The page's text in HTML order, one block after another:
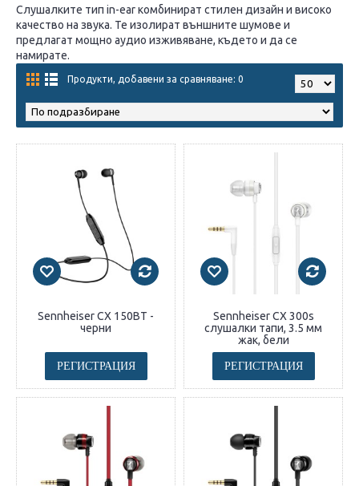
Слушалките тип in-ear комбинират стилен дизайн и високо
качество на звука. Те изолират външните шумове и
предлагат мощно аудио изживяване, където и да се
намирате.
Продукти, добавени за сравняване: 0
Sennheiser CX 150BT -
черни
РЕГИСТРАЦИЯ
Sennheiser CX 300s
слушалки тапи, 3.5 мм
жак, бели
РЕГИСТРАЦИЯ